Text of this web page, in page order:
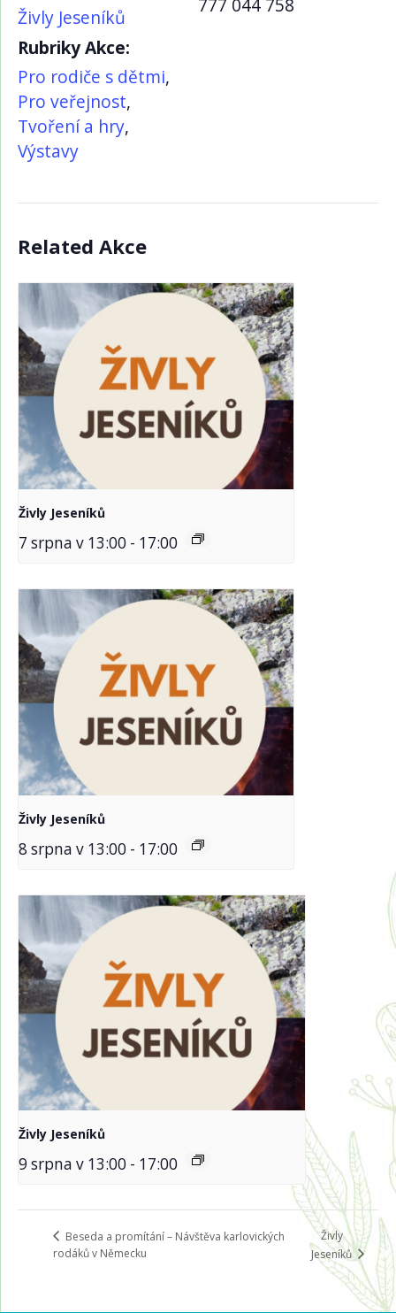
Živly Jeseníků
Rubriky Akce:
Pro rodiče s dětmi,
Pro veřejnost,
Tvoření a hry,
Výstavy
Related Akce
Živly Jeseníků
7 srpna v 13:00 - 17:00
Živly Jeseníků
8 srpna v 13:00 - 17:00
Živly Jeseníků
9 srpna v 13:00 - 17:00
Beseda a promítání – Návštěva karlovických
rodáků v Německu
Živly
Jeseníků